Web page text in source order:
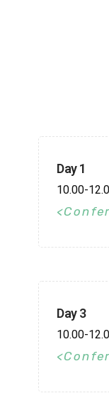
Day 1
10.00-
Day 3
10.00-